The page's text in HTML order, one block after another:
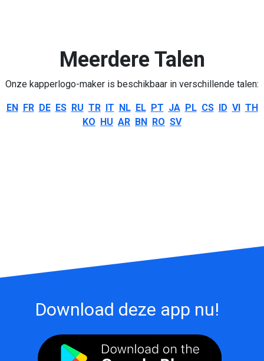
Meerdere Talen
Onze kapperlogo-maker is beschikbaar in verschillende talen:
EN FR DE ES RU TR IT NL EL PT JA PL CS ID VI TH
KO HU AR BN RO SV
Download deze app nu!